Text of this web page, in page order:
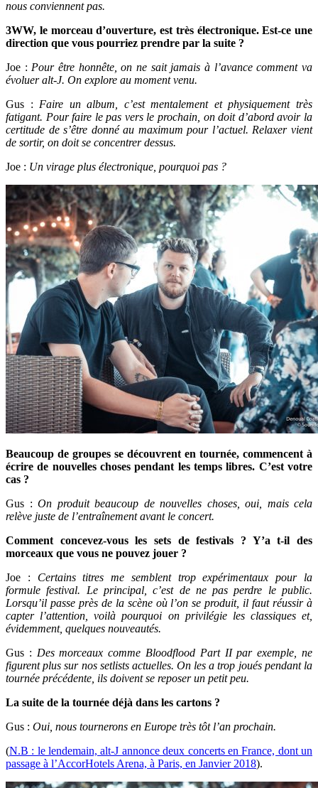
nous conviennent pas.
3WW, le morceau d’ouverture, est très électronique. Est-ce une
direction que vous pourriez prendre par la suite ?
Joe : Pour être honnête, on ne sait jamais à l’avance comment va
évoluer alt-J. On explore au moment venu.
Gus : Faire un album, c’est mentalement et physiquement très
fatigant. Pour faire le pas vers le prochain, on doit d’abord avoir la
certitude de s’être donné au maximum pour l’actuel. Relaxer vient
de sortir, on doit se concentrer dessus.
Joe : Un virage plus électronique, pourquoi pas ?
Beaucoup de groupes se découvrent en tournée, commencent à
écrire de nouvelles choses pendant les temps libres. C’est votre
cas ?
Gus : On produit beaucoup de nouvelles choses, oui, mais cela
relève juste de l’entraînement avant le concert.
Comment concevez-vous les sets de festivals ? Y’a t-il des
morceaux que vous ne pouvez jouer ?
Joe : Certains titres me semblent trop expérimentaux pour la
formule festival. Le principal, c’est de ne pas perdre le public.
Lorsqu’il passe près de la scène où l’on se produit, il faut réussir à
capter l’attention, voilà pourquoi on privilégie les classiques et,
évidemment, quelques nouveautés.
Gus : Des morceaux comme Bloodflood Part II par exemple, ne
figurent plus sur nos setlists actuelles. On les a trop joués pendant la
tournée précédente, ils doivent se reposer un petit peu.
La suite de la tournée déjà dans les cartons ?
Gus : Oui, nous tournerons en Europe très tôt l’an prochain.
(N.B : le lendemain, alt-J annonce deux concerts en France, dont un
passage à l’AccorHotels Arena, à Paris, en Janvier 2018).